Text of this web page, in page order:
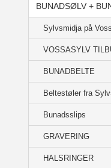
BUNADSØLV +
Sylvsmidja på Voss
VOSSASYLV
BUNADBELTE
Beltestøler fra
Bunadsslips
GRAVERING
HALSRINGER